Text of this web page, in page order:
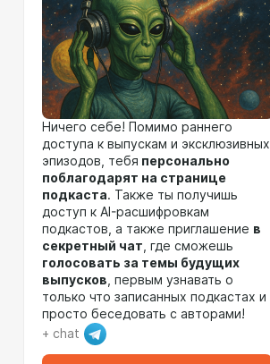
Ничего себе! Помимо раннего
доступа к выпускам и эксклюзивных
эпизодов, тебя персонально
поблагодарят на странице
подкаста. Также ты получишь
доступ к AI-расшифровкам
подкастов, а также приглашение в
секретный чат , где сможешь
голосовать за темы будущих
выпусков , первым узнавать о
только что записанных подкастах и
просто беседовать с авторами!
+ chat